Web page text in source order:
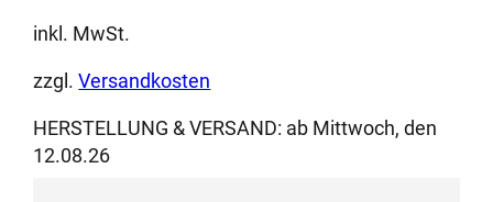
inkl. MwSt.
zzgl.Versandkosten
HERSTELLUNG & VERSAND: ab Mittwoch, den
12.08.26